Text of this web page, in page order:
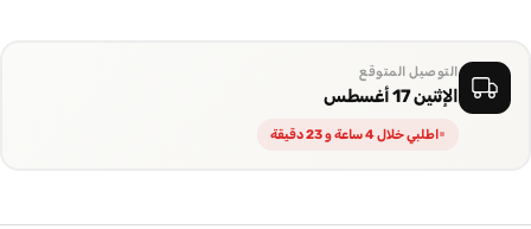
التوصيل المتوقع
الإثنين 17 أغسطس
اطلبي خلال 4 ساعة و 23 دقيقة